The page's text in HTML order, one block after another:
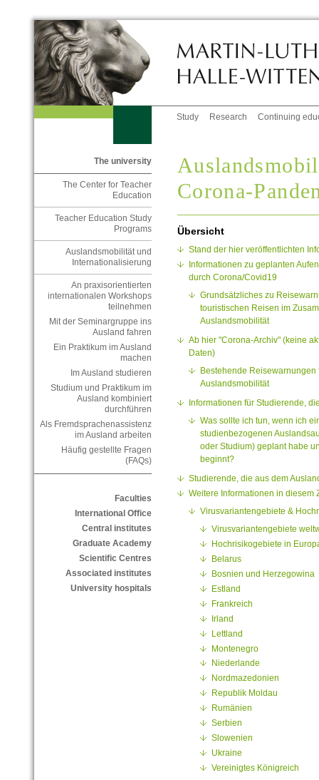
Study Research Continuing
The university
The Center for Teacher
Education
Teacher Education Study
Programs
Auslandsmobilität und
Internationalisierung
An praxisorientierten
internationalen Workshops
teilnehmen
Mit der Seminargruppe ins
Ausland fahren
Ein Praktikum im Ausland
machen
Im Ausland studieren
Studium und Praktikum im
Ausland kombiniert
durchführen
Als Fremdsprachenassistenz
im Ausland arbeiten
Häufig gestellte Fragen
(FAQs)
Faculties
International Office
Central institutes
Graduate Academy
Scientific Centres
Associated institutes
University hospitals
Corona-
Übersicht
Stand der hier veröffentlichten
Informationen zu geplanten
durch Corona/Covid19
Grundsätzliches zu
touristischen Reisen im
Auslandsmobilität
Ab hier "Corona-Archiv" (keine
Daten)
Bestehende
Auslandsmobilität
Informationen für Studierende,
Was sollte ich tun, wenn ich
studienbezogenen
oder Studium) geplant habe
beginnt?
Studierende, die aus dem
Weitere Informationen in diesem
Virusvariantengebiete &
Virusvariantengebiete
Hochrisikogebiete in
Belarus
Bosnien und Herzegowina
Estland
Frankreich
Irland
Lettland
Montenegro
Niederlande
Nordmazedonien
Republik Moldau
Rumänien
Serbien
Slowenien
Ukraine
Vereinigtes Königreich